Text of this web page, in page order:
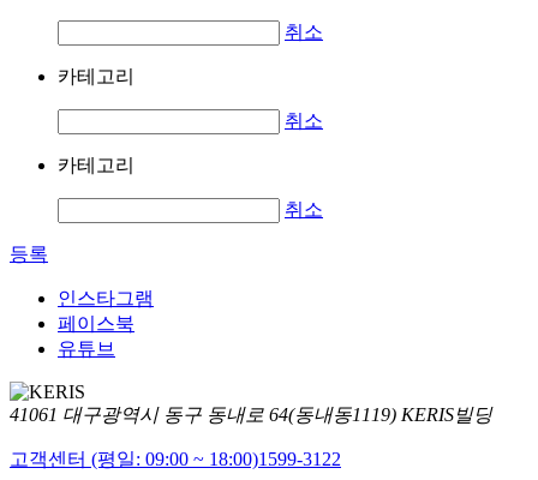
취소
카테고리
취소
카테고리
취소
등록
인스타그램
페이스북
유튜브
41061 대구광역시 동구 동내로 64(동내동1119) KERIS빌딩
고객센터 (평일: 09:00 ~ 18:00)1599-3122